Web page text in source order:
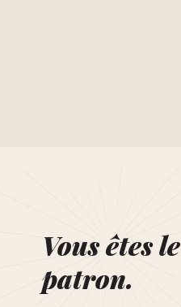
Vous êtes le
patron.